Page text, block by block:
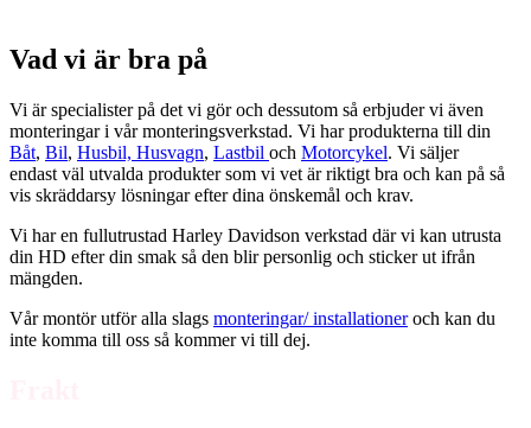
Vad vi är bra på
Vi är specialister på det vi gör och dessutom så erbjuder vi även
monteringar i vår monteringsverkstad. Vi har produkterna till din
Båt, Bil, Husbil, Husvagn, Lastbil och Motorcykel. Vi säljer
endast väl utvalda produkter som vi vet är riktigt bra och kan på så
vis skräddarsy lösningar efter dina önskemål och krav.
Vi har en fullutrustad Harley Davidson verkstad där vi kan utrusta
din HD efter din smak så den blir personlig och sticker ut ifrån
mängden.
Vår montör utför alla slags monteringar/ installationeroch kan du
inte komma till oss så kommer vi till dej.